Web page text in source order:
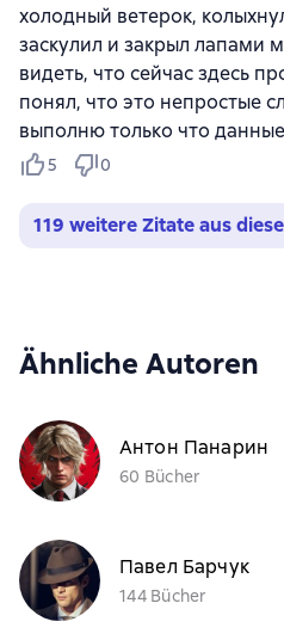
холодный ветерок,
заскулил и закрыл лапами
видеть, что сейчас здесь
понял, что это непростые
выполню только что
5 0
119 weitere Zitate aus
Ähnliche Autoren
Антон Панарин
60 Bücher
Павел Барчук
144 Bücher